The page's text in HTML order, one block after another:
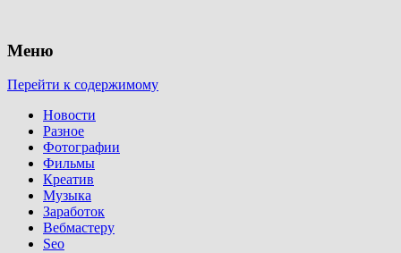
Меню
Перейти к содержимому
Новости
Разное
Фотографии
Фильмы
Креатив
Музыка
Заработок
Вебмастеру
Seo